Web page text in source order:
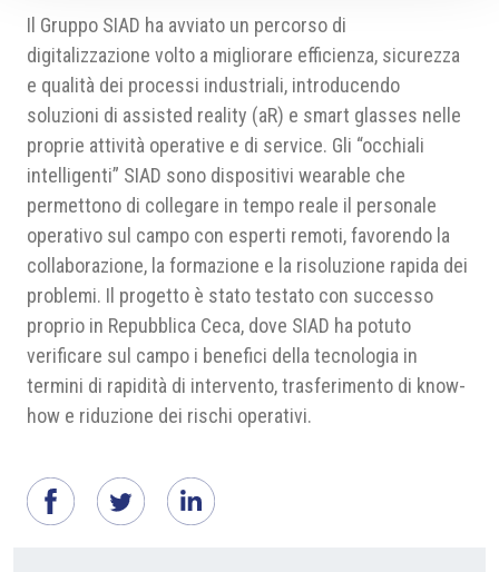
Il Gruppo SIAD ha avviato un percorso di
digitalizzazione volto a migliorare efficienza, sicurezza
e qualità dei processi industriali, introducendo
soluzioni di assisted reality (aR) e smart glasses nelle
proprie attività operative e di service. Gli “occhiali
intelligenti” SIAD sono dispositivi wearable che
permettono di collegare in tempo reale il personale
operativo sul campo con esperti remoti, favorendo la
collaborazione, la formazione e la risoluzione rapida dei
problemi. Il progetto è stato testato con successo
proprio in Repubblica Ceca, dove SIAD ha potuto
verificare sul campo i benefici della tecnologia in
termini di rapidità di intervento, trasferimento di know-
how e riduzione dei rischi operativi.